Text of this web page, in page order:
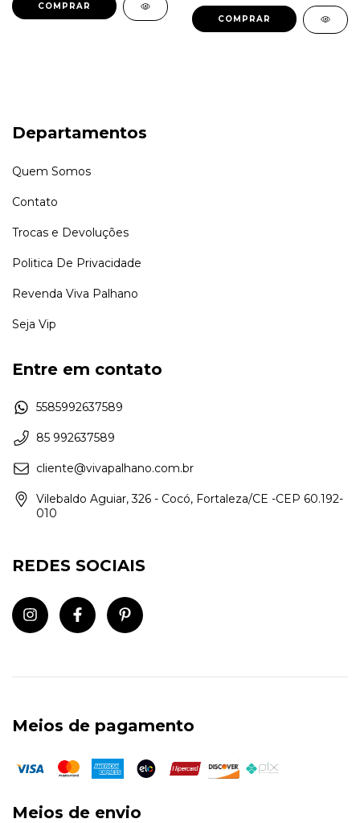
COMPRAR
COMPRAR
Departamentos
Quem Somos
Contato
Trocas e Devoluções
Politica De Privacidade
Revenda Viva Palhano
Seja Vip
Entre em contato
5585992637589
85 992637589
cliente@vivapalhano.com.br
Vilebaldo Aguiar, 326 - Cocó, Fortaleza/CE -CEP 60.192-
010
REDES SOCIAIS
Meios de pagamento
Meios de envio